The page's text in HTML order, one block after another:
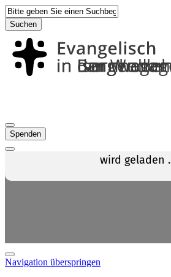
Suchen
Spenden
Navigation überspringen